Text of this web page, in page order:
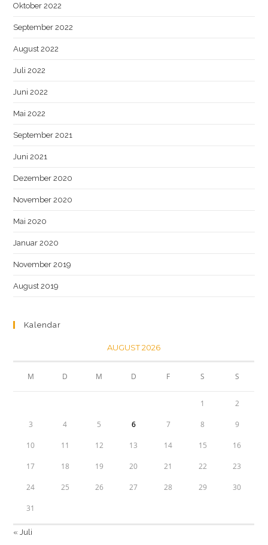
Oktober 2022
September 2022
August 2022
Juli 2022
Juni 2022
Mai 2022
September 2021
Juni 2021
Dezember 2020
November 2020
Mai 2020
Januar 2020
November 2019
August 2019
Kalendar
AUGUST 2026
M D M D F S S
1 2
3 4 5 6 7 8 9
10 11 12 13 14 15 16
17 18 19 20 21 22 23
24 25 26 27 28 29 30
31
« Juli